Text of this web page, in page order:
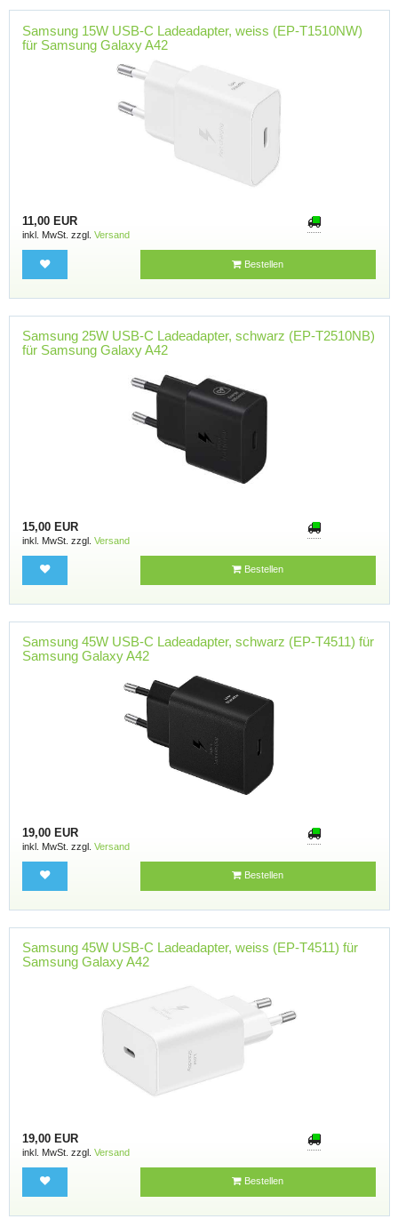
Samsung 15W USB-C Ladeadapter, weiss (EP-T1510NW)
für Samsung Galaxy A42
11,00 EUR
inkl. MwSt. zzgl. Versand
Bestellen
Samsung 25W USB-C Ladeadapter, schwarz (EP-T2510NB)
für Samsung Galaxy A42
15,00 EUR
inkl. MwSt. zzgl. Versand
Bestellen
Samsung 45W USB-C Ladeadapter, schwarz (EP-T4511) für
Samsung Galaxy A42
19,00 EUR
inkl. MwSt. zzgl. Versand
Bestellen
Samsung 45W USB-C Ladeadapter, weiss (EP-T4511) für
Samsung Galaxy A42
19,00 EUR
inkl. MwSt. zzgl. Versand
Bestellen